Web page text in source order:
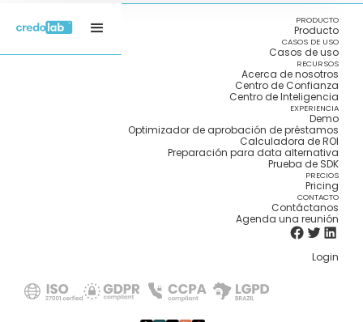
PRODUCTO
Producto
CASOS DE USO
Casos de uso
RECURSOS
Acerca de nosotros
Centro de Confianza
Centro de Inteligencia
EXPERIENCIA
Demo
Optimizador de aprobación de préstamos
Calculadora de ROI
Preparación para data alternativa
Prueba de SDK
PRECIOS
Pricing
CONTACTO
Contáctanos
Agenda una reunión
Login